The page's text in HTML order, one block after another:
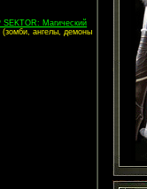
SEKTOR: Магический
(зомби, ангелы, демоны